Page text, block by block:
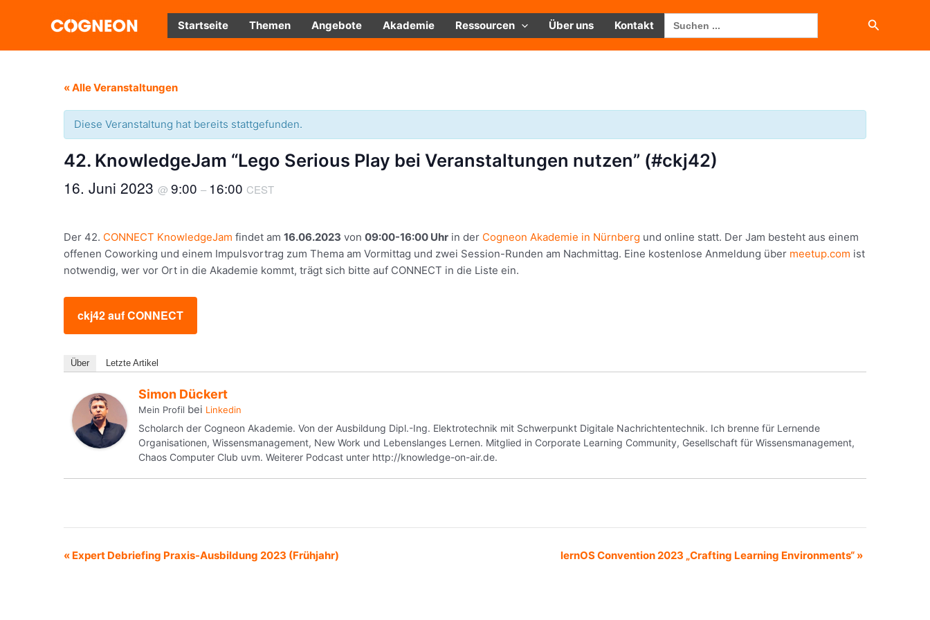
Startseite Themen Angebote Akademie Ressourcen Über uns Kontakt
Search
for: Suchen
« Alle Veranstaltungen
Diese Veranstaltung hat bereits stattgefunden.
42. KnowledgeJam “Lego Serious Play bei Veranstaltungen nutzen” (#ckj42)
16. Juni 2023 @ 9:00 – 16:00 CEST
Der 42. CONNECT KnowledgeJam findet am 16.06.2023 von 09:00-16:00 Uhr in der Cogneon Akademie in Nürnberg und online statt. Der Jam besteht aus einem
offenen Coworking und einem Impulsvortrag zum Thema am Vormittag und zwei Session-Runden am Nachmittag. Eine kostenlose Anmeldung über meetup.com ist
notwendig, wer vor Ort in die Akademie kommt, trägt sich bitte auf CONNECT in die Liste ein.
ckj42 auf CONNECT
Über Letzte Artikel
Simon Dückert
Mein Profil bei Linkedin
Scholarch der Cogneon Akademie. Von der Ausbildung Dipl.-Ing. Elektrotechnik mit Schwerpunkt Digitale Nachrichtentechnik. Ich brenne für Lernende
Organisationen, Wissensmanagement, New Work und Lebenslanges Lernen. Mitglied in Corporate Learning Community, Gesellschaft für Wissensmanagement,
Chaos Computer Club uvm. Weiterer Podcast unter http://knowledge-on-air.de.
Veranstaltung-
« Expert Debriefing Praxis-Ausbildung 2023 (Frühjahr) lernOS Convention 2023 „Crafting Learning Environments“ »